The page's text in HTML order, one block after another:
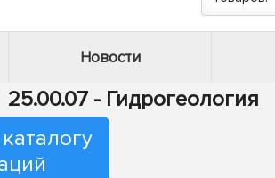
Новости
25.00.07 - Гидрогеология